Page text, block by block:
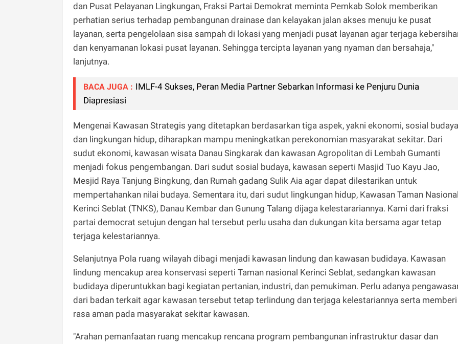
dan Pusat Pelayanan Lingkungan, Fraksi Partai Demokrat meminta Pemkab Solok memberikan
perhatian serius terhadap pembangunan drainase dan kelayakan jalan akses menuju ke pusat
layanan, serta pengelolaan sisa sampah di lokasi yang menjadi pusat layanan agar terjaga
dan kenyamanan lokasi pusat layanan. Sehingga tercipta layanan yang nyaman dan bersahaja,"
lanjutnya.
BACA JUGA : IMLF-4 Sukses, Peran Media Partner Sebarkan Informasi ke Penjuru Dunia
Diapresiasi
Mengenai Kawasan Strategis yang ditetapkan berdasarkan tiga aspek, yakni ekonomi, sosial
dan lingkungan hidup, diharapkan mampu meningkatkan perekonomian masyarakat sekitar. Dari
sudut ekonomi, kawasan wisata Danau Singkarak dan kawasan Agropolitan di Lembah Gumanti
menjadi fokus pengembangan. Dari sudut sosial budaya, kawasan seperti Masjid Tuo Kayu Jao,
Mesjid Raya Tanjung Bingkung, dan Rumah gadang Sulik Aia agar dapat dilestarikan untuk
mempertahankan nilai budaya. Sementara itu, dari sudut lingkungan hidup, Kawasan Taman
Kerinci Seblat (TNKS), Danau Kembar dan Gunung Talang dijaga kelestarariannya. Kami dari fraksi
partai democrat setujun dengan hal tersebut perlu usaha dan dukungan kita bersama agar tetap
terjaga kelestariannya.
Selanjutnya Pola ruang wilayah dibagi menjadi kawasan lindung dan kawasan budidaya. Kawasan
lindung mencakup area konservasi seperti Taman nasional Kerinci Seblat, sedangkan kawasan
budidaya diperuntukkan bagi kegiatan pertanian, industri, dan pemukiman. Perlu adanya
dari badan terkait agar kawasan tersebut tetap terlindung dan terjaga kelestariannya serta memberi
rasa aman pada masyarakat sekitar kawasan.
"Arahan pemanfaatan ruang mencakup rencana program pembangunan infrastruktur dasar dan